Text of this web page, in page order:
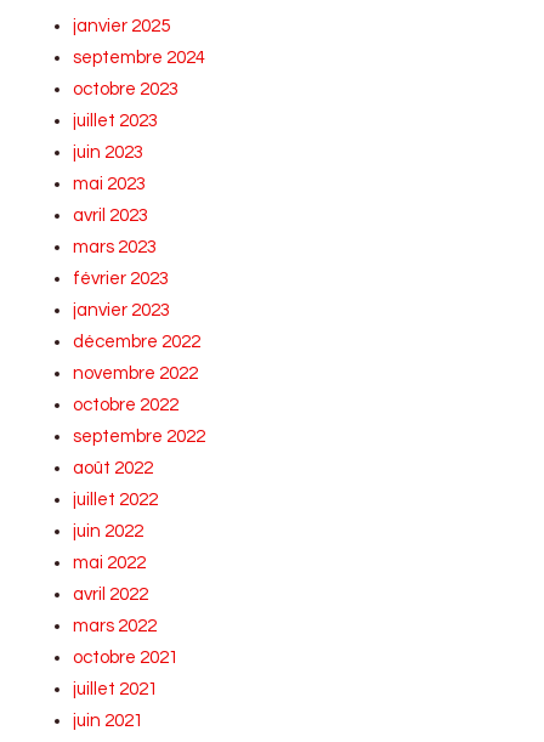
janvier 2025
septembre 2024
octobre 2023
juillet 2023
juin 2023
mai 2023
avril 2023
mars 2023
février 2023
janvier 2023
décembre 2022
novembre 2022
octobre 2022
septembre 2022
août 2022
juillet 2022
juin 2022
mai 2022
avril 2022
mars 2022
octobre 2021
juillet 2021
juin 2021